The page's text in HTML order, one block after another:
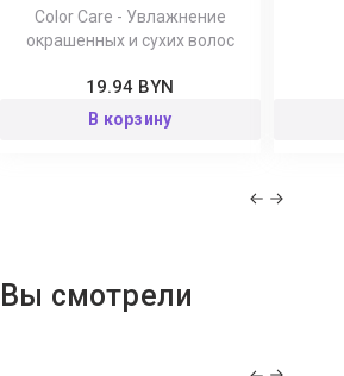
Color Care - Увлажнение
окрашенных и сухих волос
19.94 BYN
В корзину
Вы смотрели